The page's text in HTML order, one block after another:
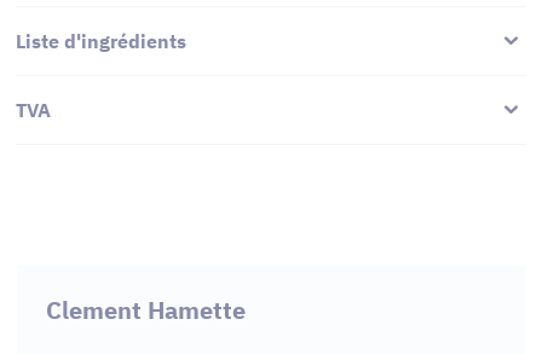
Liste d'ingrédients
TVA
Clement Hamette